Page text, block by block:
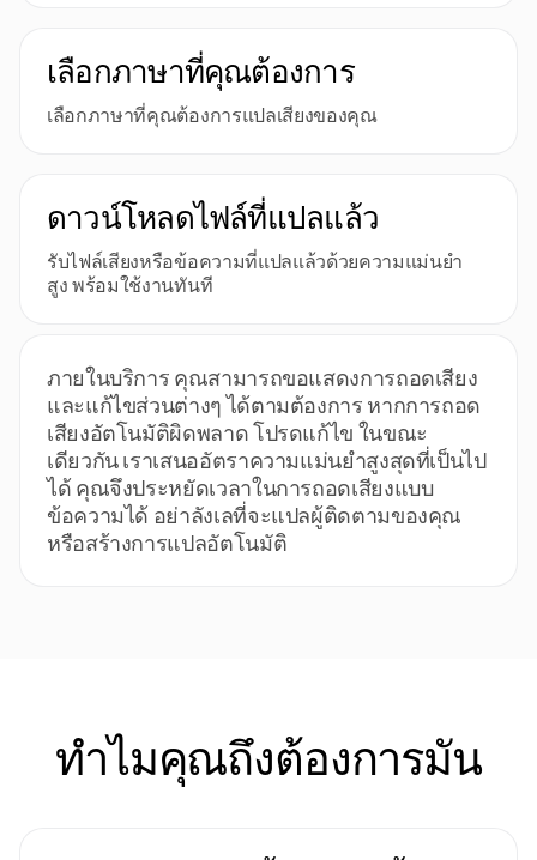
เลือกภาษาที่คุณต้องการ
เลือกภาษาที่คุณต้องการแปลเสียงของคุณ
ดาวน์โหลดไฟล์ที่แปลแล้ว
รับไฟล์เสียงหรือข้อความที่แปลแล้วด้วยความแม่นยํา
สูง พร้อมใช้งานทันที
ภายในบริการ คุณสามารถขอแสดงการถอดเสียง
และแก้ไขส่วนต่างๆ ได้ตามต้องการ หากการถอด
เสียงอัตโนมัติผิดพลาด โปรดแก้ไข ในขณะ
เดียวกัน เราเสนออัตราความแม่นยําสูงสุดที่เป็นไป
ได้ คุณจึงประหยัดเวลาในการถอดเสียงแบบ
ข้อความได้ อย่าลังเลที่จะแปลผู้ติดตามของคุณ
หรือสร้างการแปลอัตโนมัติ
ทําไมคุณถึงต้องการมัน